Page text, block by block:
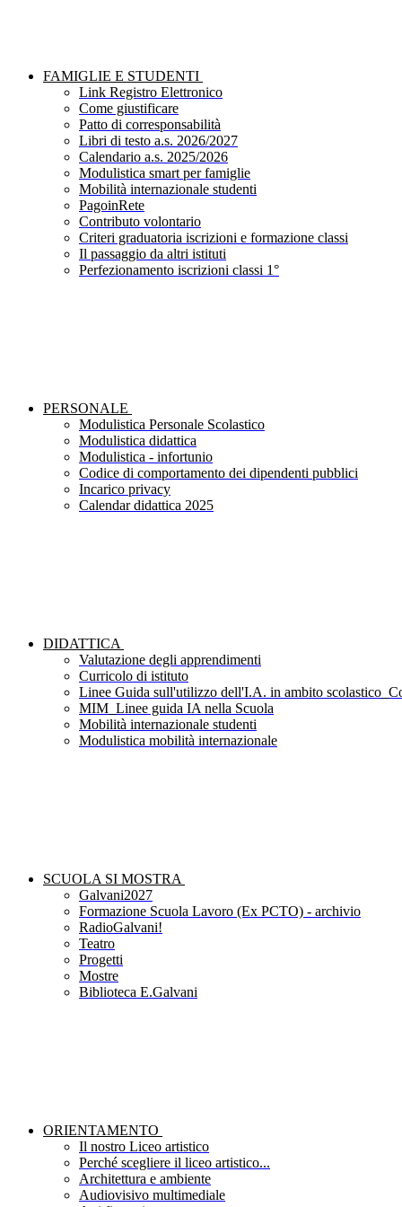
FAMIGLIE E STUDENTI
Link Registro Elettronico
Come giustificare
Patto di corresponsabilità
Libri di testo a.s. 2026/2027
Calendario a.s. 2025/2026
Modulistica smart per famiglie
Mobilità internazionale studenti
PagoinRete
Contributo volontario
Criteri graduatoria iscrizioni e formazione classi
Il passaggio da altri istituti
Perfezionamento iscrizioni classi 1°
PERSONALE
Modulistica Personale Scolastico
Modulistica didattica
Modulistica - infortunio
Codice di comportamento dei dipendenti pubblici
Incarico privacy
Calendar didattica 2025
DIDATTICA
Valutazione degli apprendimenti
Curricolo di istituto
Linee Guida sull'utilizzo dell'I.A. in ambito
MIM_Linee guida IA nella Scuola
Mobilità internazionale studenti
Modulistica mobilità internazionale
SCUOLA SI MOSTRA
Galvani2027
Formazione Scuola Lavoro (Ex PCTO) - archivio
RadioGalvani!
Teatro
Progetti
Mostre
Biblioteca E.Galvani
ORIENTAMENTO
Il nostro Liceo artistico
Perché scegliere il liceo artistico...
Architettura e ambiente
Audiovisivo multimediale